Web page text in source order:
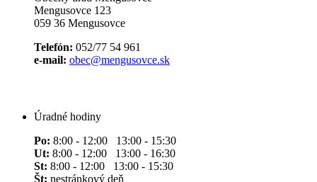
Mengusovce 123
059 36 Mengusovce
Telefón: 052/77 54 961
e-mail: obec@mengusovce.sk
Úradné hodiny
Po: 8:00 - 12:00 13:00 - 15:30
Ut: 8:00 - 12:00 13:00 - 16:30
St: 8:00 - 12:00 13:00 - 15:30
Št: nestránkový deň